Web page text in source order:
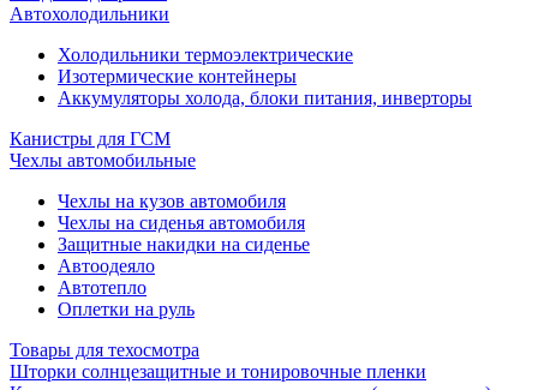
Автохолодильники
Холодильники термоэлектрические
Изотермические контейнеры
Аккумуляторы холода, блоки питания, инверторы
Канистры для ГСМ
Чехлы автомобильные
Чехлы на кузов автомобиля
Чехлы на сиденья автомобиля
Защитные накидки на сиденье
Автоодеяло
Автотепло
Оплетки на руль
Товары для техосмотра
Шторки солнцезащитные и тонировочные пленки